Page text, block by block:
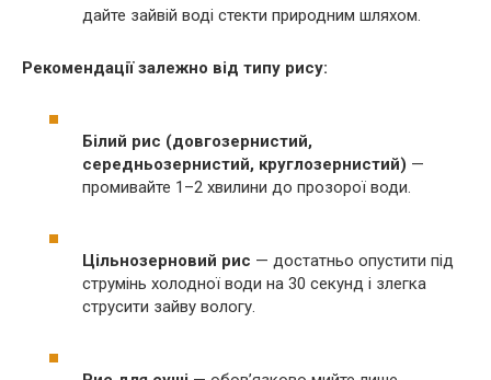
дайте зайвій воді стекти природним шляхом.
Рекомендації залежно від типу рису:
Білий рис (довгозернистий,
середньозернистий, круглозернистий) —
промивайте 1–2 хвилини до прозорої води.
Цільнозерновий рис — достатньо опустити під
струмінь холодної води на 30 секунд і злегка
струсити зайву вологу.